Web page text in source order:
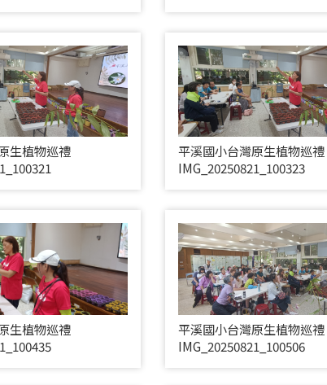
生植物巡禮
平溪國小台灣原生植物巡禮
IMG_20250821_100323
生植物巡禮
平溪國小台灣原生植物巡禮
IMG_20250821_100506